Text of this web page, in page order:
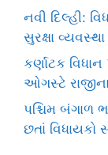
નવી દિલ્હી:
સુરક્ષા વ્યવસ્થા
કર્ણાટક
ઓગસ્ટે
પશ્ચિમ બંગાળ
છતાં